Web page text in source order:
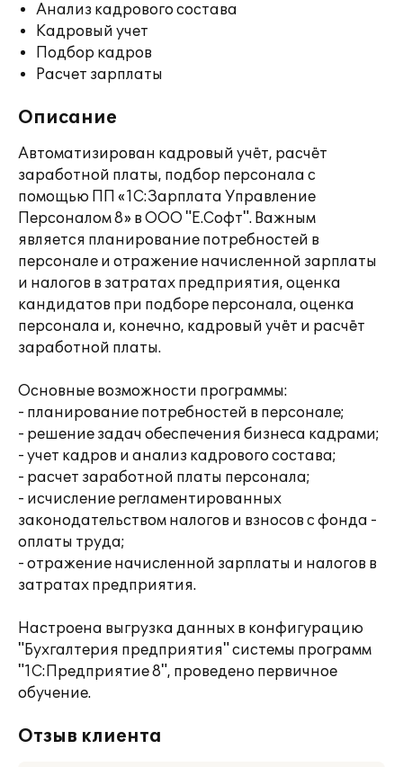
Анализ кадрового состава
Кадровый учет
Подбор кадров
Расчет зарплаты
Описание
Автоматизирован кадровый учёт, расчёт
заработной платы, подбор персонала с
помощью ПП «1С:Зарплата Управление
Персоналом 8» в ООО "Е.Софт". Важным
является планирование потребностей в
персонале и отражение начисленной зарплаты
и налогов в затратах предприятия, оценка
кандидатов при подборе персонала, оценка
персонала и, конечно, кадровый учёт и расчёт
заработной платы.
Основные возможности программы:
- планирование потребностей в персонале;
- решение задач обеспечения бизнеса кадрами;
- учет кадров и анализ кадрового состава;
- расчет заработной платы персонала;
- исчисление регламентированных
законодательством налогов и взносов с фонда -
оплаты труда;
- отражение начисленной зарплаты и налогов в
затратах предприятия.
Настроена выгрузка данных в конфигурацию
"Бухгалтерия предприятия" системы программ
"1С:Предприятие 8", проведено первичное
обучение.
Отзыв клиента